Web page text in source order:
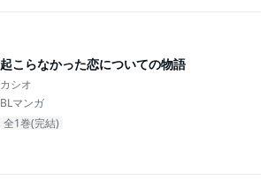
起こらなかった恋についての物語
カシオ
BLマンガ
全1巻(完結)